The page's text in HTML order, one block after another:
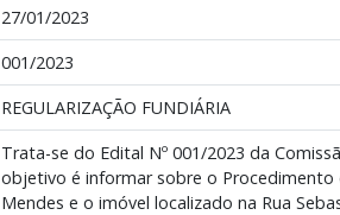
27/01/2023
001/2023
REGULARIZAÇÃO FUNDIÁRIA
Trata-se do Edital Nº 001/2023 da
objetivo é informar sobre o Procedimento
Mendes e o imóvel localizado na Rua